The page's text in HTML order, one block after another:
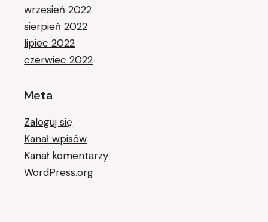
wrzesień 2022
sierpień 2022
lipiec 2022
czerwiec 2022
Meta
Zaloguj się
Kanał wpisów
Kanał komentarzy
WordPress.org